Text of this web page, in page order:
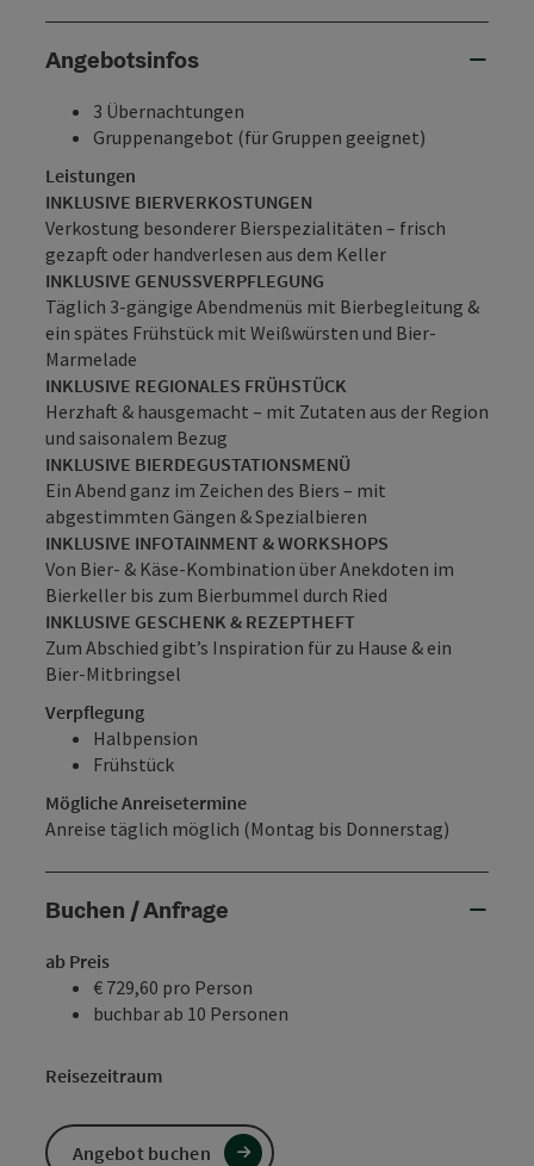
Angebotsinfos
3 Übernachtungen
Gruppenangebot (für Gruppen geeignet)
Leistungen
INKLUSIVE BIERVERKOSTUNGEN
Verkostung besonderer Bierspezialitäten – frisch
gezapft oder handverlesen aus dem Keller
INKLUSIVE GENUSSVERPFLEGUNG
Täglich 3-gängige Abendmenüs mit Bierbegleitung &
ein spätes Frühstück mit Weißwürsten und Bier-
Marmelade
INKLUSIVE REGIONALES FRÜHSTÜCK
Herzhaft & hausgemacht – mit Zutaten aus der Region
und saisonalem Bezug
INKLUSIVE BIERDEGUSTATIONSMENÜ
Ein Abend ganz im Zeichen des Biers – mit
abgestimmten Gängen & Spezialbieren
INKLUSIVE INFOTAINMENT & WORKSHOPS
Von Bier- & Käse-Kombination über Anekdoten im
Bierkeller bis zum Bierbummel durch Ried
INKLUSIVE GESCHENK & REZEPTHEFT
Zum Abschied gibt’s Inspiration für zu Hause & ein
Bier-Mitbringsel
Verpflegung
Halbpension
Frühstück
Mögliche Anreisetermine
Anreise täglich möglich (Montag bis Donnerstag)
Buchen / Anfrage
ab Preis
€ 729,60 pro Person
buchbar ab 10 Personen
Reisezeitraum
Angebot buchen